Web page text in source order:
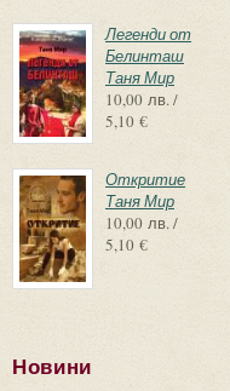
Легенди от
Белинташ
Таня Мир
10,00 лв. /
5,10 €
Откритие
Таня Мир
10,00 лв. /
5,10 €
Новини